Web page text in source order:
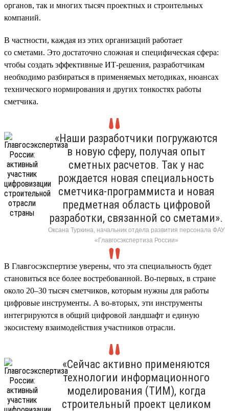
органов, так и многих тысяч проектных и строительных
компаний.
В частности, каждая из этих организаций работает
со сметами. Это достаточно сложная и специфическая сфера:
чтобы создать эффективные ИТ-решения, разработчикам
необходимо разбираться в применяемых методиках, нюансах
технического нормирования и других тонкостях работы
сметчика.
«Наши разработчики погружаются
в новую сферу, получая опыт
сметных расчетов. Так у нас
рождается новая специальность
сметчика-программиста и новая
предметная область цифровой
разработки, связанной со сметами».
Оксана Туркина, начальник отдела развития персонала ФАУ
«Главгосэкспертиза России»
В Главгосэкспертизе уверены, что эта специальность будет
становиться все более востребованной. Во-первых, в стране
около 20–30 тысяч сметчиков, которым нужны для работы
цифровые инструменты. А во-вторых, эти инструменты
интегрируются в общий цифровой ландшафт и единую
экосистему взаимодействия участников отрасли.
«Сейчас активно применяются
технологии информационного
моделирования (ТИМ), когда
строительный проект целиком